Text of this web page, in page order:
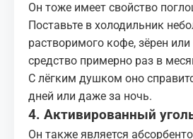
Он тоже имеет свойство
Поставьте в холодильник
растворимого кофе, зёрен
средство примерно раз в
С лёгким душком оно
дней или даже за ночь.
4. Активированный
Он также является